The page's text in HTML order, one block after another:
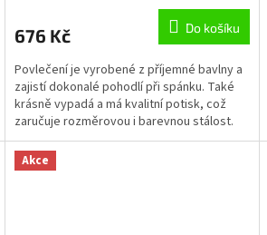
676 Kč Do košíku
Povlečení je vyrobené z příjemné bavlny a
zajistí dokonalé pohodlí při spánku. Také
krásně vypadá a má kvalitní potisk, což
zaručuje rozměrovou i barevnou stálost.
Aby povlečení...
Akce